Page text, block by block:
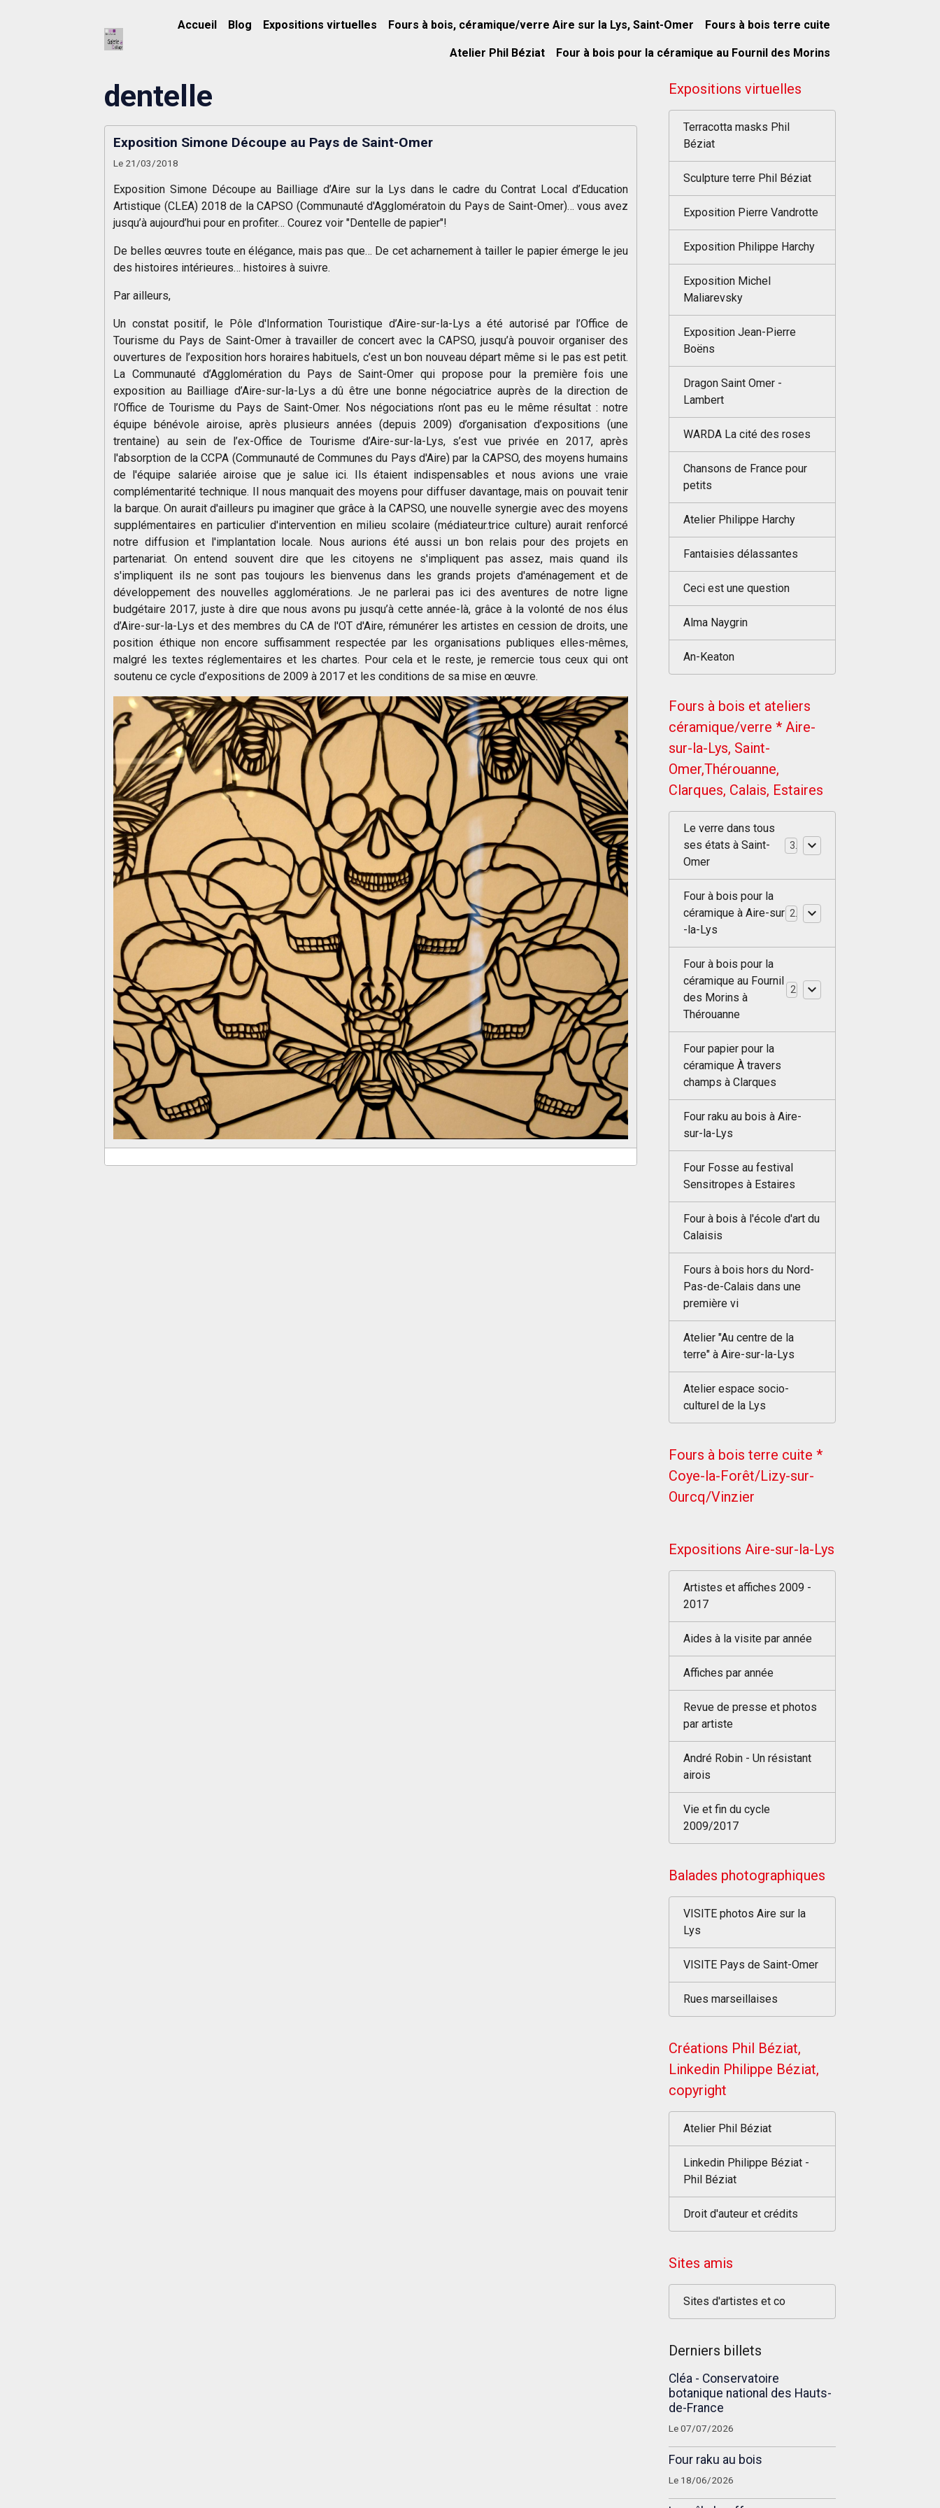
Accueil Blog Expositions virtuelles Fours à bois, céramique/verre Aire sur la Lys, Saint-Omer Fours à bois terre cuite
Atelier Phil Béziat Four à bois pour la céramique au Fournil des Morins
dentelle
Exposition Simone Découpe au Pays de Saint-Omer
Le 21/03/2018
Exposition Simone Découpe au Bailliage d’Aire sur la Lys dans le cadre du Contrat Local d’Education
Artistique (CLEA) 2018 de la CAPSO (Communauté d'Agglomératoin du Pays de Saint-Omer)… vous avez
jusqu’à aujourd’hui pour en profiter… Courez voir "Dentelle de papier"!
De belles œuvres toute en élégance, mais pas que… De cet acharnement à tailler le papier émerge le jeu
des histoires intérieures… histoires à suivre.
Par ailleurs,
Un constat positif, le Pôle d'Information Touristique d’Aire-sur-la-Lys a été autorisé par l’Office de
Tourisme du Pays de Saint-Omer à travailler de concert avec la CAPSO, jusqu’à pouvoir organiser des
ouvertures de l’exposition hors horaires habituels, c’est un bon nouveau départ même si le pas est petit.
La Communauté d’Agglomération du Pays de Saint-Omer qui propose pour la première fois une
exposition au Bailliage d’Aire-sur-la-Lys a dû être une bonne négociatrice auprès de la direction de
l’Office de Tourisme du Pays de Saint-Omer. Nos négociations n’ont pas eu le même résultat : notre
équipe bénévole airoise, après plusieurs années (depuis 2009) d’organisation d’expositions (une
trentaine) au sein de l’ex-Office de Tourisme d’Aire-sur-la-Lys, s’est vue privée en 2017, après
l'absorption de la CCPA (Communauté de Communes du Pays d'Aire) par la CAPSO, des moyens humains
de l'équipe salariée airoise que je salue ici. Ils étaient indispensables et nous avions une vraie
complémentarité technique. Il nous manquait des moyens pour diffuser davantage, mais on pouvait tenir
la barque. On aurait d'ailleurs pu imaginer que grâce à la CAPSO, une nouvelle synergie avec des moyens
supplémentaires en particulier d'intervention en milieu scolaire (médiateur.trice culture) aurait renforcé
notre diffusion et l'implantation locale. Nous aurions été aussi un bon relais pour des projets en
partenariat. On entend souvent dire que les citoyens ne s'impliquent pas assez, mais quand ils
s'impliquent ils ne sont pas toujours les bienvenus dans les grands projets d'aménagement et de
développement des nouvelles agglomérations. Je ne parlerai pas ici des aventures de notre ligne
budgétaire 2017, juste à dire que nous avons pu jusqu’à cette année-là, grâce à la volonté de nos élus
d’Aire-sur-la-Lys et des membres du CA de l'OT d'Aire, rémunérer les artistes en cession de droits, une
position éthique non encore suffisamment respectée par les organisations publiques elles-mêmes,
malgré les textes réglementaires et les chartes. Pour cela et le reste, je remercie tous ceux qui ont
soutenu ce cycle d’expositions de 2009 à 2017 et les conditions de sa mise en œuvre.
Expositions virtuelles
Terracotta masks Phil
Béziat
Sculpture terre Phil Béziat
Exposition Pierre Vandrotte
Exposition Philippe Harchy
Exposition Michel
Maliarevsky
Exposition Jean-Pierre
Boëns
Dragon Saint Omer -
Lambert
WARDA La cité des roses
Chansons de France pour
petits
Atelier Philippe Harchy
Fantaisies délassantes
Ceci est une question
Alma Naygrin
An-Keaton
Fours à bois et ateliers
céramique/verre * Aire-
sur-la-Lys, Saint-
Omer,Thérouanne,
Clarques, Calais, Estaires
Le verre dans tous
ses états à Saint-
Omer
Four à bois pour la
céramique à Aire-sur
-la-Lys
Four à bois pour la
céramique au Fournil
des Morins à
Thérouanne
Four papier pour la
céramique À travers
champs à Clarques
Four raku au bois à Aire-
sur-la-Lys
Four Fosse au festival
Sensitropes à Estaires
Four à bois à l'école d'art du
Calaisis
Fours à bois hors du Nord-
Pas-de-Calais dans une
première vi
Atelier "Au centre de la
terre" à Aire-sur-la-Lys
Atelier espace socio-
culturel de la Lys
Fours à bois terre cuite *
Coye-la-Forêt/Lizy-sur-
Ourcq/Vinzier
Expositions Aire-sur-la-Lys
Artistes et affiches 2009 -
2017
Aides à la visite par année
Affiches par année
Revue de presse et photos
par artiste
André Robin - Un résistant
airois
Vie et fin du cycle
2009/2017
Balades photographiques
VISITE photos Aire sur la
Lys
VISITE Pays de Saint-Omer
Rues marseillaises
Créations Phil Béziat,
Linkedin Philippe Béziat,
copyright
Atelier Phil Béziat
Linkedin Philippe Béziat -
Phil Béziat
Droit d'auteur et crédits
Sites amis
Sites d'artistes et co
Derniers billets
Cléa - Conservatoire
botanique national des Hauts-
de-France
Le 07/07/2026
Four raku au bois
Le 18/06/2026